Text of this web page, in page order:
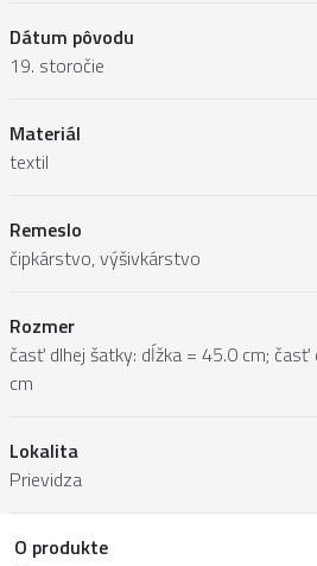
Dátum pôvodu
19. storočie
Materiál
textil
Remeslo
čipkárstvo, výšivkárstvo
Rozmer
časť dlhej šatky: dĺžka = 45.0 cm; časť
cm
Lokalita
Prievidza
O produkte